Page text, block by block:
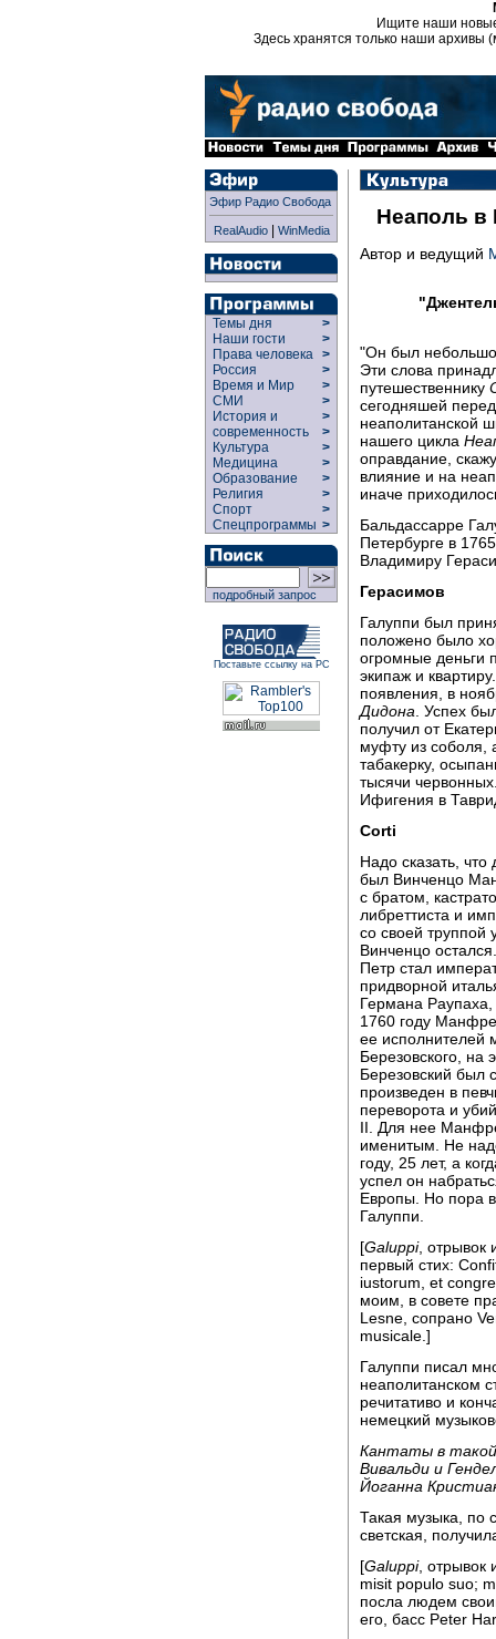
Ищите наши
Здесь хранятся только наши архивы
Эфир Радио Свобода
RealAudio| WinMedia
Темы дня
>
Наши гости
>
Права человека >
Россия
>
Время и Мир
>
СМИ
>
История и
современность
>
>
Культура
>
Медицина
>
Образование
>
Религия
>
Спорт
>
Спецпрограммы >
подробный запрос
Поставьте ссылку на РС
Неаполь в
Автор и ведущий
"Он был
Эти слова
путешественнику
сегодняшей
неаполитанской
нашего цикла
оправдание,
влияние и на
иначе
Бальдассарре
Петербурге в
Владимиру
Герасимов
Галуппи был
положено было
огромные деньги
экипаж и
появления, в
Дидона . Успех
получил от
муфту из соболя,
табакерку,
тысячи
Ифигения в
Corti
Надо сказать,
был Винченцо
с братом,
либреттиста и
со своей
Винченцо
Петр стал
придворной
Германа
1760 году
ее исполнителей
Березовского, на
Березовский был
произведен в
переворота и
II. Для нее
именитым. Не
году, 25 лет, а
успел он
Европы. Но пора
Галуппи.
[Galuppi, отрывок
первый стих:
iustorum, et
моим, в совете
Lesne, сопрано
musicale.]
Галуппи писал
неаполитанском
речитативо и
немецкий
Кантаты в такой
Вивальди и
Йоганна
Такая музыка, по
светская,
[Galuppi, отрывок
misit populo suo;
посла людем
его, басс Peter